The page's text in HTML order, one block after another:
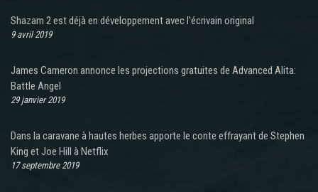
Shazam 2 est déjà en développement avec l'écrivain original
9 avril 2019
James Cameron annonce les projections gratuites de Advanced Alita:
Battle Angel
29 janvier 2019
Dans la caravane à hautes herbes apporte le conte effrayant de Stephen
King et Joe Hill à Netflix
17 septembre 2019